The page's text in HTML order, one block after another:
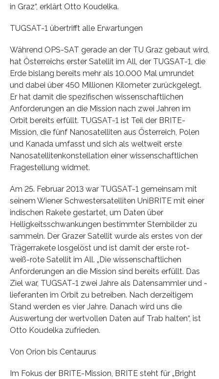
in Graz“, erklärt Otto Koudelka.
TUGSAT-1 übertrifft alle Erwartungen
Während OPS-SAT gerade an der TU Graz gebaut wird,
hat Österreichs erster Satellit im All, der TUGSAT-1, die
Erde bislang bereits mehr als 10.000 Mal umrundet
und dabei über 450 Millionen Kilometer zurückgelegt.
Er hat damit die spezifischen wissenschaftlichen
Anforderungen an die Mission nach zwei Jahren im
Orbit bereits erfüllt. TUGSAT-1 ist Teil der BRITE-
Mission, die fünf Nanosatelliten aus Österreich, Polen
und Kanada umfasst und sich als weltweit erste
Nanosatellitenkonstellation einer wissenschaftlichen
Fragestellung widmet.
Am 25. Februar 2013 war TUGSAT-1 gemeinsam mit
seinem Wiener Schwestersatelliten UniBRITE mit einer
indischen Rakete gestartet, um Daten über
Helligkeitsschwankungen bestimmter Sternbilder zu
sammeln. Der Grazer Satellit wurde als erstes von der
Trägerrakete losgelöst und ist damit der erste rot-
weiß-rote Satellit im All. „Die wissenschaftlichen
Anforderungen an die Mission sind bereits erfüllt. Das
Ziel war, TUGSAT-1 zwei Jahre als Datensammler und -
lieferanten im Orbit zu betreiben. Nach derzeitigem
Stand werden es vier Jahre. Danach wird uns die
Auswertung der wertvollen Daten auf Trab halten“, ist
Otto Koudelka zufrieden.
Von Orion bis Centaurus
Im Fokus der BRITE-Mission, BRITE steht für „Bright